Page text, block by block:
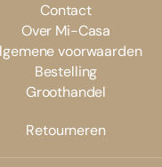
Contact
Over Mi-Casa
voorwaarden
Bestelling
Groothandel
Retourneren